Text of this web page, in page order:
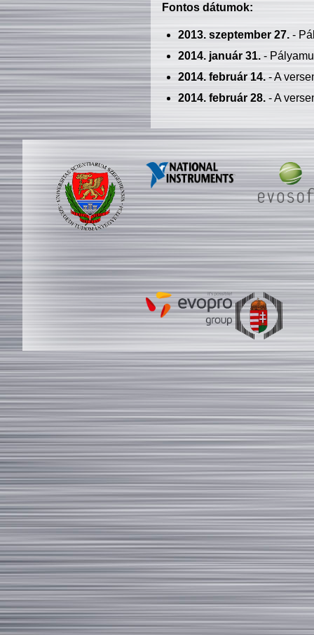
Fontos dátumok:
2013. szeptember 27.-
2014. január 31.-
2014. február 14.- A
2014. február 28.- A